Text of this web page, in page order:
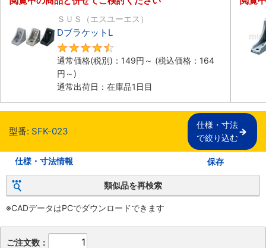
ＳＵＳ（エスユーエス）
DブラケットL
通常価格(税別)： 149円 ～ (税込価格： 164
円 ～)
通常出荷日：在庫品1日目
型番: SFK-023
仕様・寸法
で絞り込む
仕様・寸法情報 保存
類似品を再検索
※CADデータはPCでダウンロードできます
ご注文数：